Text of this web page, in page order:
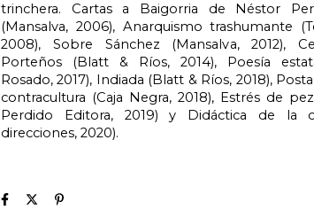
trinchera. Cartas a Baigorria de Néstor
(Mansalva, 2006), Anarquismo trashumante
2008), Sobre Sánchez (Mansalva, 2012),
Porteños (Blatt & Ríos, 2014), Poesía
Rosado, 2017), Indiada (Blatt & Ríos, 2018),
contracultura (Caja Negra, 2018), Estrés de
Perdido Editora, 2019) y Didáctica de la
direcciones, 2020).